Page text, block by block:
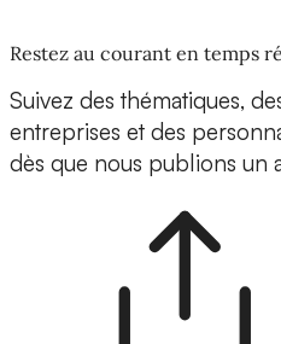
Restez au courant en temps
Suivez des thématiques,
entreprises et des
dès que nous publions un